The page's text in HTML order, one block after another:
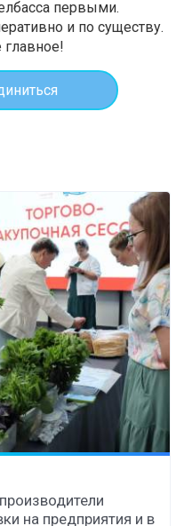
первыми.
и по существу.
главное!
на предприятия и в